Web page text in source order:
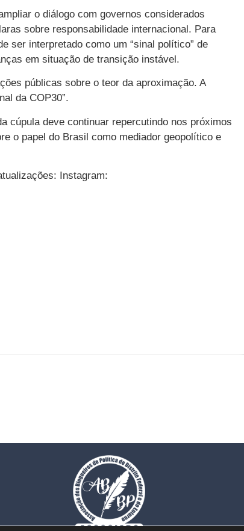
o diálogo com governos considerados
sobre responsabilidade internacional. Para
ser interpretado como um “sinal político” de
em situação de transição instável.
públicas sobre o teor da aproximação. A
da COP30”.
cúpula deve continuar repercutindo nos próximos
o papel do Brasil como mediador geopolítico e
Instagram: